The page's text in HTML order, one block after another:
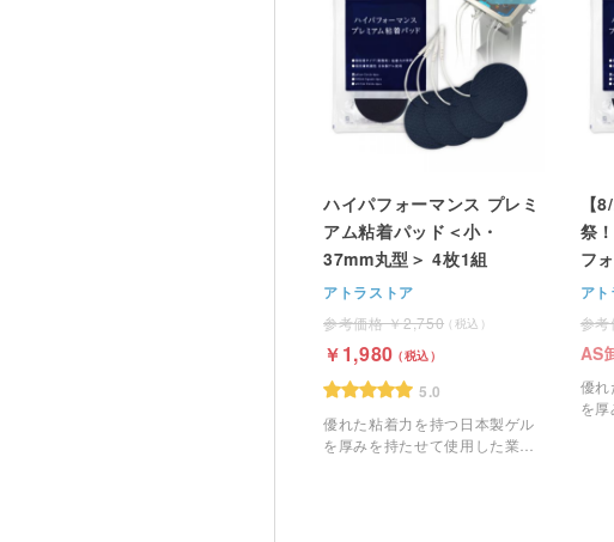
ハイパフォーマンス プレミ
アム粘着パッド＜小・
37mm丸型＞ 4枚1組
アトラストア
2,750
1,980
5.0
優れた粘着力を持つ日本製ゲル
を厚みを持たせて使用した業務
【
祭
フ
着
＞
ア
AS
優
を